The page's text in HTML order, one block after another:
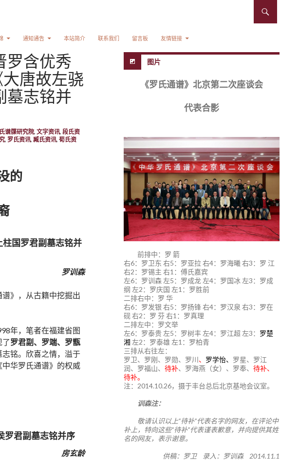
通知通告 本站简介 联系我们 留言板 友情链接
罗含优秀
唐故左骁
墓志铭并
谱牒研究院, 文字资讯, 段氏资
, 罗氏资讯, 臧氏资讯, 荀氏资
的
国罗君副墓志铭并
罗训森
》，从古籍中挖掘出
年，笔者在福建省图
罗君副、罗端、罗甑
铭。欣喜之情，溢于
华罗氏通谱》的权威
罗君副墓志铭并序
房玄龄
图片
《罗氏通谱》北京第二次座谈会
代表合影
前排中：罗 箭
右6：罗卫东 右5：罗亚拉 右4：罗海曦 右3：罗 江
右2：罗锡主 右1：傅氏嘉宾
左6：罗训森 左5：罗成龙 左4：罗国冰 左3：罗成
纲 左2：罗庆国 左1：罗胜前
二排右中：罗 华
右6：罗发银 右5：罗扬锋 右4：罗汉泉 右3：罗在
砚 右2：罗 芬 右1：罗真理
二排左中：罗文举
左6：罗泰贵 左5：罗树丰 左4：罗江超 左3： 罗楚
湘 左2：罗泰雄 左1：罗柏青
三排从右往左：
罗卫、罗刚、罗勋、罗川、 罗学怡、 罗星、罗江
润、罗福山、 待补、罗海燕（女）、罗奉、 待补、
待补。
注：2014.10.26，摄于丰台总后北京基地会议室。
训森注：
敬请认识以上“待补”代表名字的网友，在评论中
补上，特向这些“待补”代表谨表歉意，并向提供其姓
名的网友，表示谢意。
供稿：罗卫 录入：罗训森 2014.11.1